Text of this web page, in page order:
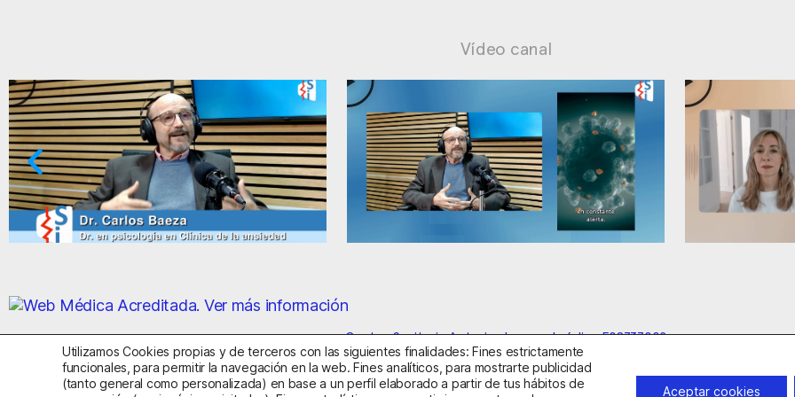
Vídeo canal
Centro Sanitario Autorizado con el código E08737002
Aviso LegalPolítica de PrivacidadPolítica de CookiesCondiciones Generales de
Utilizamos Cookies propias y de terceros con las siguientes finalidades: Fines estrictamente
funcionales, para permitir la navegación en la web. Fines analíticos, para mostrarte publicidad
(tanto general como personalizada) en base a un perfil elaborado a partir de tus hábitos de
Aceptar cookies